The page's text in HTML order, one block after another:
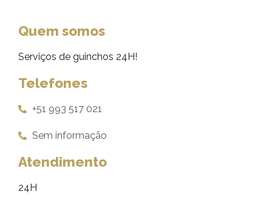
Quem somos
Serviços de guinchos 24H!
Telefones
+51 993 517 021
Sem informação
Atendimento
24H